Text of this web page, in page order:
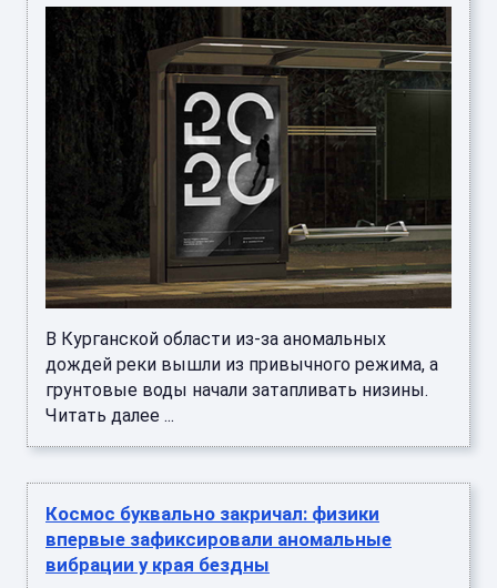
В Курганской области из-за аномальных
дождей реки вышли из привычного режима, а
грунтовые воды начали затапливать низины.
Читать далее ...
Космос буквально закричал: физики
впервые зафиксировали аномальные
вибрации у края бездны